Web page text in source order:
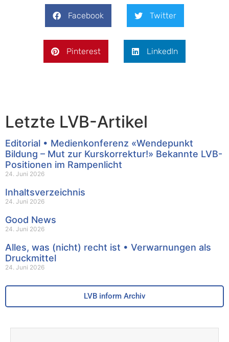
Facebook Twitter
Pinterest LinkedIn
Letzte LVB-Artikel
Editorial • Medienkonferenz «Wendepunkt
Bildung – Mut zur Kurskorrektur!» Bekannte LVB-
Positionen im Rampenlicht
24. Juni 2026
Inhaltsverzeichnis
24. Juni 2026
Good News
24. Juni 2026
Alles, was (nicht) recht ist • Verwarnungen als
Druckmittel
24. Juni 2026
LVB inform Archiv